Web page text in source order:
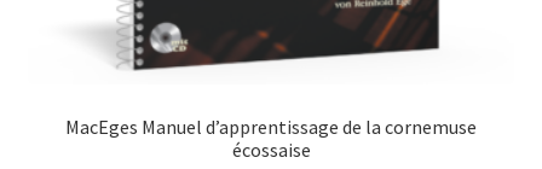
MacEges Manuel d’apprentissage de la cornemuse
écossaise